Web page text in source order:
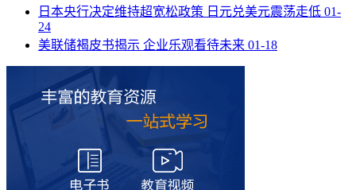
日本央行决定维持超宽松政策 日元兑美元震荡走低 01-
24
美联储褐皮书揭示 企业乐观看待未来 01-18